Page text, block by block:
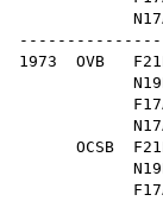
1973 OVB
OCSB